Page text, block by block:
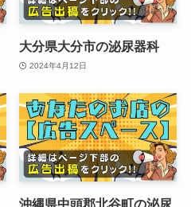
大分県大分市の泌尿器科
2024年4月12日
沖縄県中頭郡北谷町の泌尿